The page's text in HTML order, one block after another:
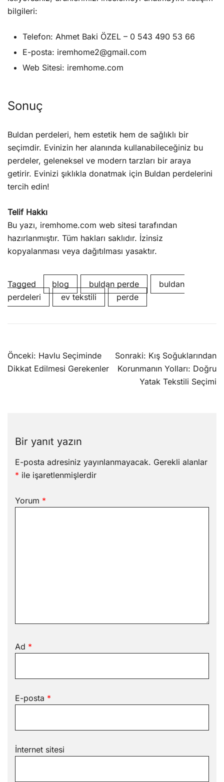
bilgileri:
Telefon: Ahmet Baki ÖZEL – 0 543 490 53 66
E-posta: iremhome2@gmail.com
Web Sitesi: iremhome.com
Sonuç
Buldan perdeleri, hem estetik hem de sağlıklı bir
seçimdir. Evinizin her alanında kullanabileceğiniz bu
perdeler, geleneksel ve modern tarzları bir araya
getirir. Evinizi şıklıkla donatmak için Buldan perdelerini
tercih edin!
Telif Hakkı
Bu yazı, iremhome.com web sitesi tarafından
hazırlanmıştır. Tüm hakları saklıdır. İzinsiz
kopyalanması veya dağıtılması yasaktır.
Tagged blog buldan perde
buldan
perdeleri
ev tekstili perde
Yazı
gezinmesi
Önceki: Havlu Seçiminde
Dikkat Edilmesi Gerekenler
Sonraki: Kış Soğuklarından
Korunmanın Yolları: Doğru
Yatak Tekstili Seçimi
Bir yanıt yazın
E-posta adresiniz yayınlanmayacak. Gerekli alanlar
* ile işaretlenmişlerdir
Yorum *
Ad *
E-posta *
İnternet sitesi